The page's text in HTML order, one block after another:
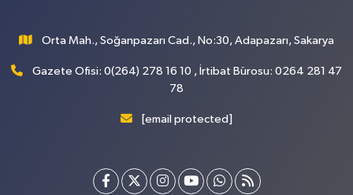
Orta Mah., Soğanpazarı Cad., No:30, Adapazarı, Sakarya
Gazete Ofisi: 0(264) 278 16 10 , İrtibat Bürosu: 0264 281 47
78
[email protected]